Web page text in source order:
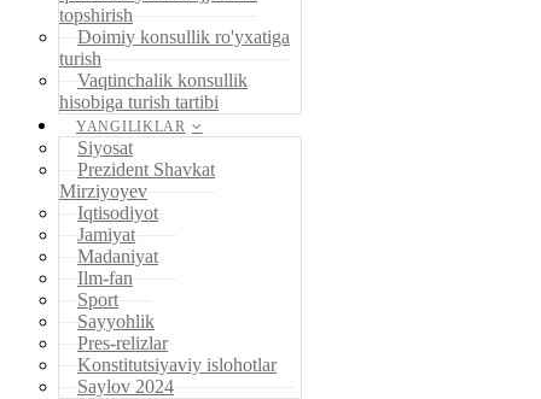
topshirish
Doimiy konsullik ro'yxatiga
turish
Vaqtinchalik konsullik
hisobiga turish tartibi
YANGILIKLAR
Siyosat
Prezident Shavkat
Mirziyoyev
Iqtisodiyot
Jamiyat
Madaniyat
Ilm-fan
Sport
Sayyohlik
Pres-relizlar
Konstitutsiyaviy islohotlar
Saylov 2024